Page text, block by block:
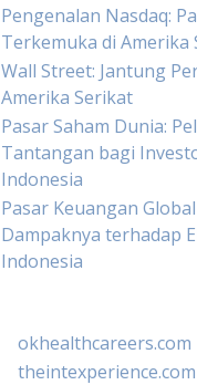
Pengenalan Nasdaq:
Terkemuka di Amerika
Wall Street: Jantung
Amerika Serikat
Pasar Saham Dunia:
Tantangan bagi
Indonesia
Pasar Keuangan
Dampaknya terhadap
Indonesia
okhealthcareers.com
theintexperience.com